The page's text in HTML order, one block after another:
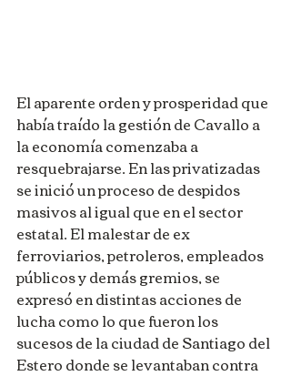
El aparente orden y prosperidad que
había traído la gestión de Cavallo a
la economía comenzaba a
resquebrajarse. En las privatizadas
se inició un proceso de despidos
masivos al igual que en el sector
estatal. El malestar de ex
ferroviarios, petroleros, empleados
públicos y demás gremios, se
expresó en distintas acciones de
lucha como lo que fueron los
sucesos de la ciudad de Santiago del
Estero donde se levantaban contra